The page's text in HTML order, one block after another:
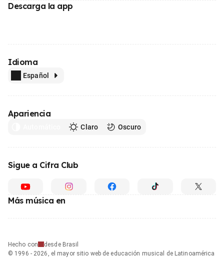
Descarga la app
Idioma
Español
Apariencia
Claro Oscuro
Sigue a Cifra Club
Más música en
Hecho con
desde Brasil
© 1996 - 2026, el mayor sitio web de educación musical de Latinoamérica